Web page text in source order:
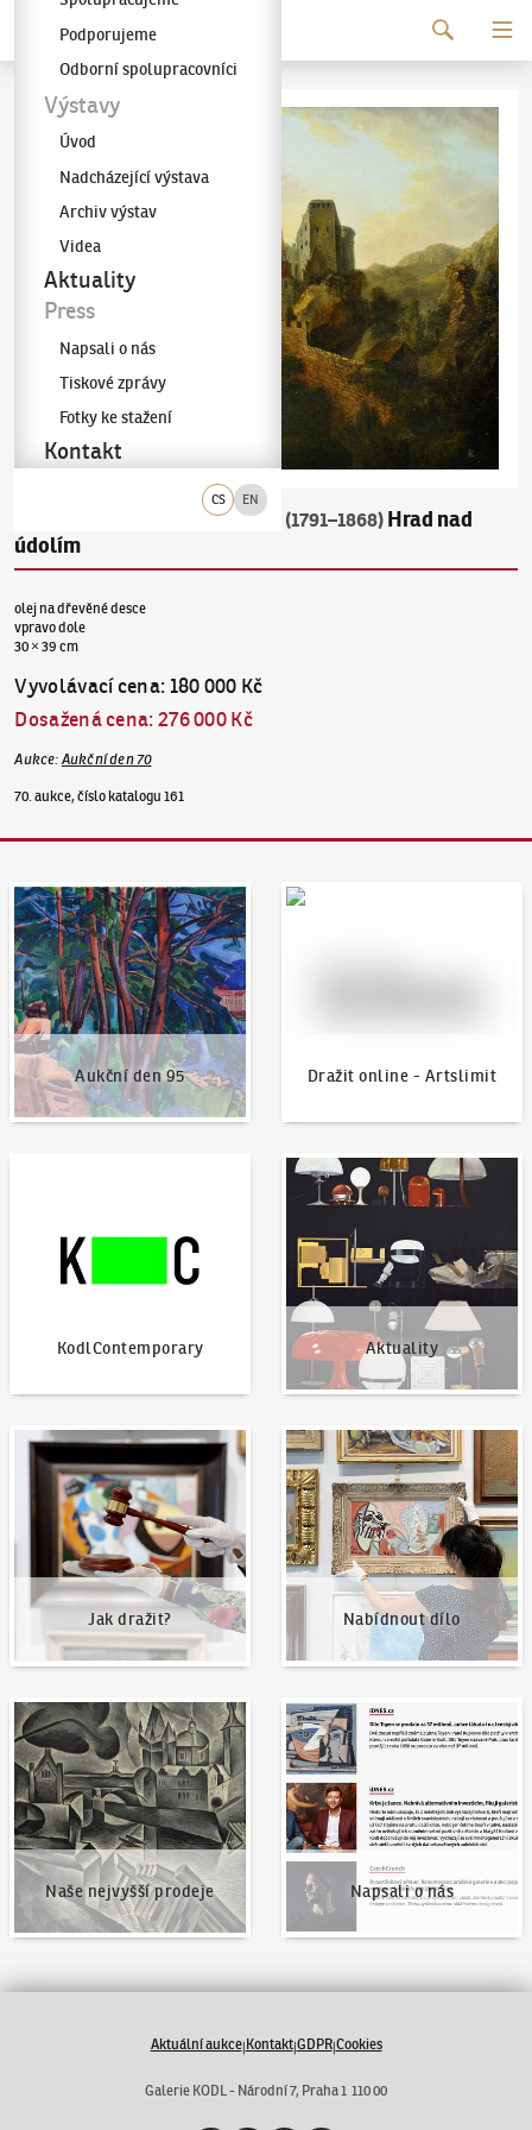
Galerie KODL
CS EN
Podporujeme
Odborní spolupracovníci
Výstavy
Úvod
Nadcházející výstava
Archiv výstav
Videa
Aktuality
Press
Napsali o nás
Tiskové zprávy
Fotky ke stažení
Kontakt
August Bedřich Piepenhagen (1791–1868) Hrad nad
údolím
olej na dřevěné desce
vpravo dole
30 × 39 cm
Vyvolávací cena: 180 000 Kč
Dosažená cena:276 000 Kč
Aukce: Aukční den 70
70. aukce, číslo katalogu 161
Aukční den 95
Aukční den 95
Dražit online - Artslimit
Dražit online - Artslimit
KodlContemporary Aktuality
Aktuality
Jak dražit?
Jak dražit?
Nabídnout dílo
Nabídnout dílo
Naše nejvyšší prodeje
Naše nejvyšší prodeje
Napsali o nás
Napsali o nás
Aktuální aukce|Kontakt|GDPR|Cookies
Galerie KODL - Národní 7, Praha 1 110 00